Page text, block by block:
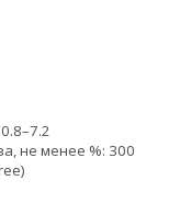
не менее %: 300